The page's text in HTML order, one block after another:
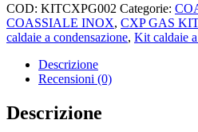
COD: KITCXPG002 Categorie:
COASSIALE INOX, CXP GAS KIT
caldaie a condensazione, Kit caldaie
Descrizione
Recensioni (0)
Descrizione